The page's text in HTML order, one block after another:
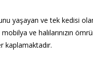
yaşayan ve tek kedisi
ve halılarınızın
kaplamaktadır.